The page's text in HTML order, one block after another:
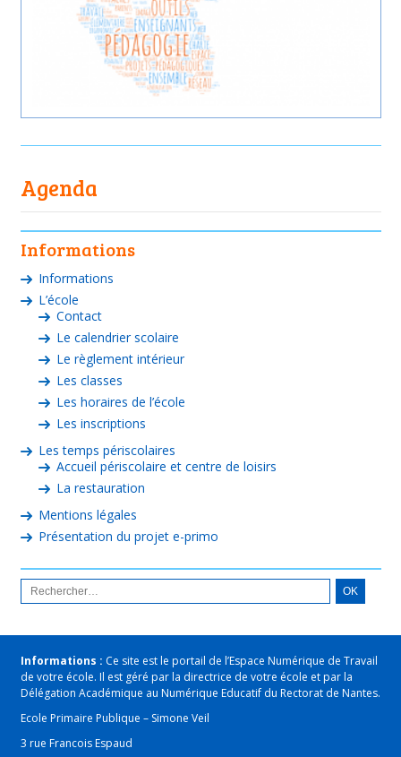
Agenda
Informations
Informations
L’école
Contact
Le calendrier scolaire
Le règlement intérieur
Les classes
Les horaires de l’école
Les inscriptions
Les temps périscolaires
Accueil périscolaire et centre de loisirs
La restauration
Mentions légales
Présentation du projet e-primo
Informations : Ce site est le portail de l’Espace Numérique de Travail
de votre école. Il est géré par la directrice de votre école et par la
Délégation Académique au Numérique Educatif du Rectorat de Nantes.
Ecole Primaire Publique – Simone Veil
3 rue Francois Espaud